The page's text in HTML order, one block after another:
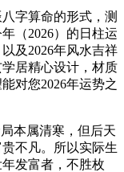
字算命的形式，测
（2026）的日柱运
及2026年风水吉祥
居精心设计，材质
对您2026年运势之
本属清寒，但后天
不凡。所以实际生
发富者，不胜枚